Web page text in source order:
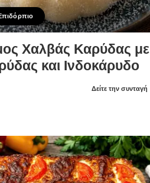
Χαλβάς Καρύδας με
και Ινδοκάρυδο
Δείτε την συνταγή